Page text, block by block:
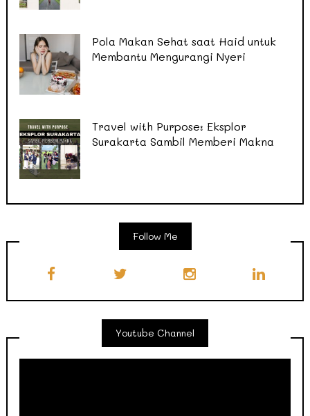
Pola Makan Sehat saat Haid untuk
Membantu Mengurangi Nyeri
Travel with Purpose: Eksplor
Surakarta Sambil Memberi Makna
Follow Me
Youtube Channel